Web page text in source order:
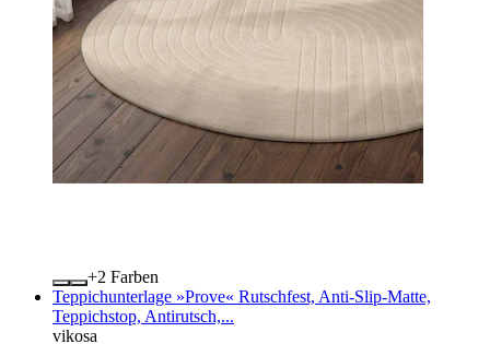
+
Farben
Teppichunterlage »Prove« Rutschfest, Anti-Slip-Matte,
Teppichstop, Antirutsch,...
vikosa